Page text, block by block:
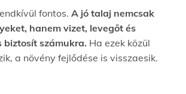
fontos. A jó talaj nemcsak
hanem vizet, levegőt és
számukra. Ha ezek közül
a növény fejlődése is visszaesik.